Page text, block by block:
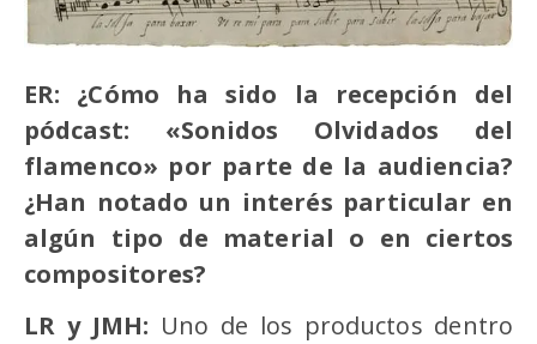
ER: ¿Cómo ha sido la recepción del
pódcast: «Sonidos Olvidados del
flamenco» por parte de la audiencia?
¿Han notado un interés particular en
algún tipo de material o en ciertos
compositores?
LR y JMH: Uno de los productos dentro